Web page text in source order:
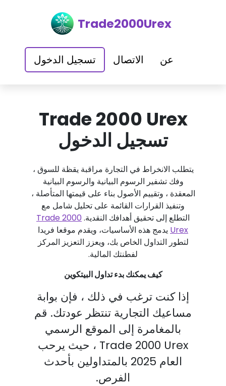
Trade2000Urex
عن الاتصال تسجيل الدخول
Trade 2000 Urex
تسجيل الدخول
يتطلب الانخراط في التجارة مراقبة يقظة للسوق ،
وفك تشفير الرسوم البيانية والرسوم البيانية
المعقدة ، وتقييم الأصول بناء على قيمتها المتأصلة ،
وتنفيذ القرارات القائمة على تحليل شامل مع
التطلع إلى تحقيق أهدافك النقدية. Trade 2000
Urex يدمج هذه الأساسيات، ويقدم موقعا فريدا
لتطور التداول الخاص بك، ويعزز التعزيز المركز
لفطنتك المالية.
كيف يمكنك بدء تداول البيتكوين
إذا كنت ترغب في ذلك ، فإن بوابة
مساعيك التجارية تنتظر عودتك. قم
بالمغامرة إلى الموقع الرسمي
Trade 2000 Urex ، حيث يرحب
العام 2025 بالمتداولين بأحدث
الفرص.